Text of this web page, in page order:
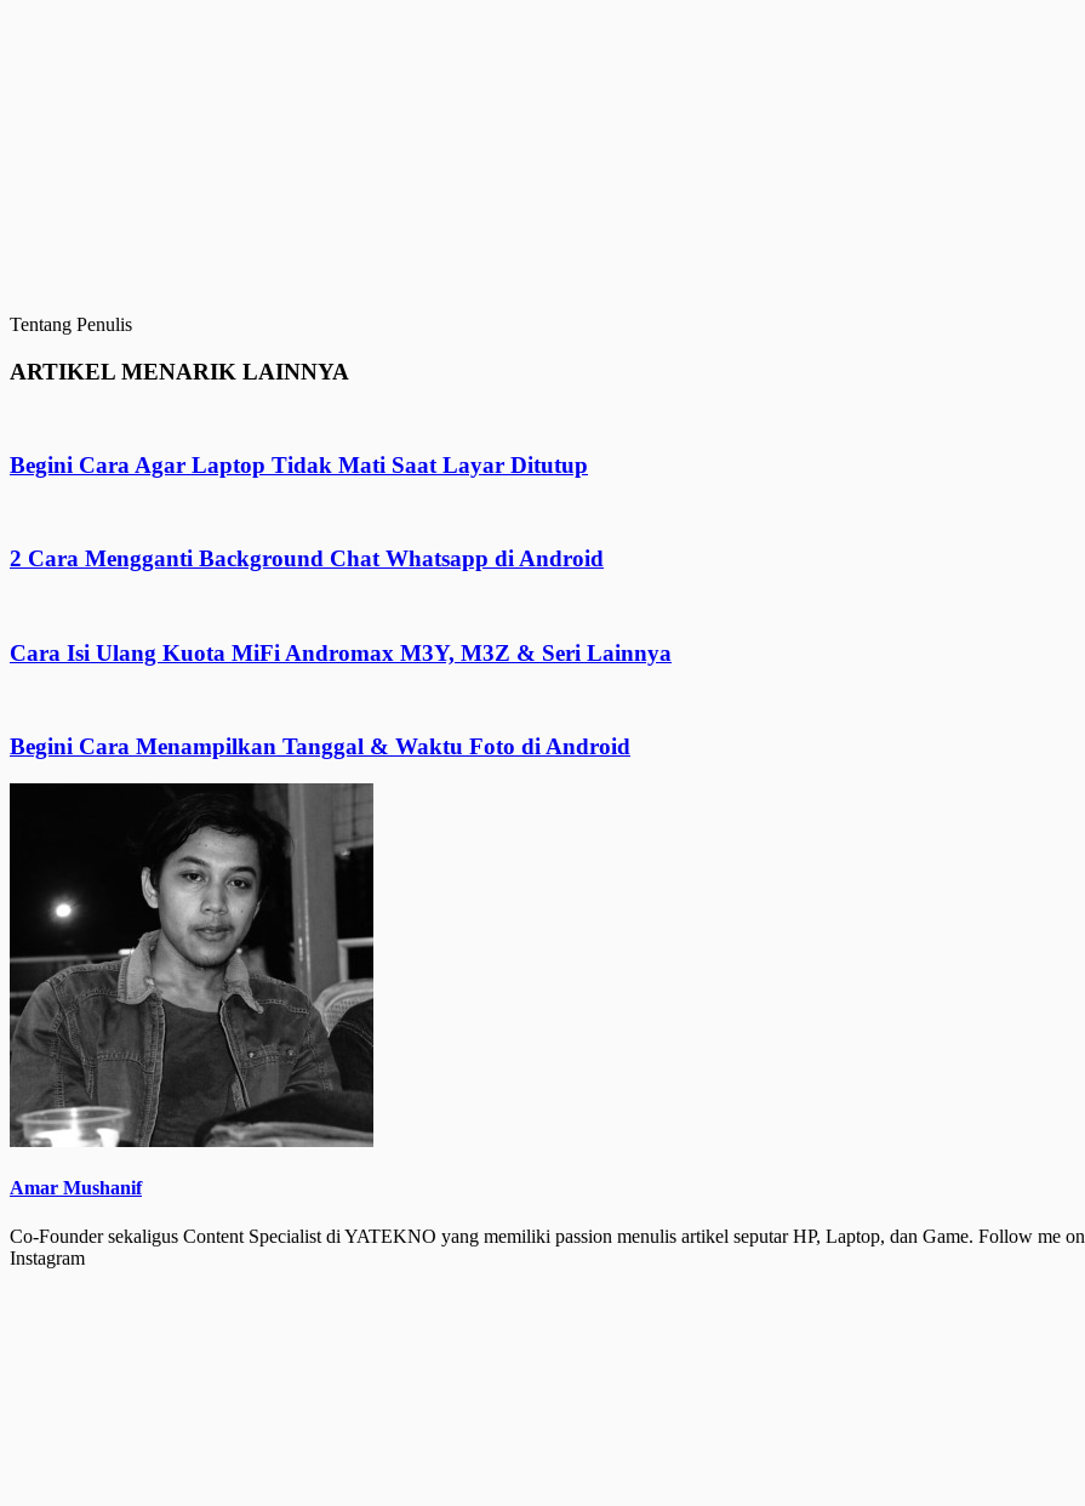
Tentang Penulis
ARTIKEL MENARIK LAINNYA
Begini Cara Agar Laptop Tidak Mati Saat Layar Ditutup
2 Cara Mengganti Background Chat Whatsapp di Android
Cara Isi Ulang Kuota MiFi Andromax M3Y, M3Z & Seri Lainnya
Begini Cara Menampilkan Tanggal & Waktu Foto di Android
Amar Mushanif
Co-Founder sekaligus Content Specialist di YATEKNO yang memiliki passion menulis artikel seputar HP, Laptop, dan Game. Follow me on
Instagram